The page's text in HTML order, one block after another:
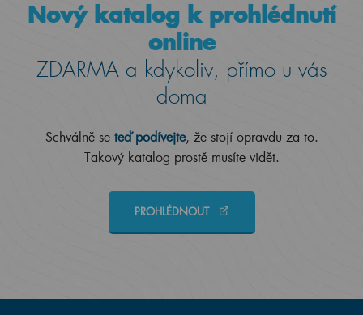
Nový katalog k prohlédnutí
online
ZDARMA a kdykoliv, přímo u vás
doma
Schválně se teď podívejte, že stojí opravdu za to.
Takový katalog prostě musíte vidět.
PROHLÉDNOUT